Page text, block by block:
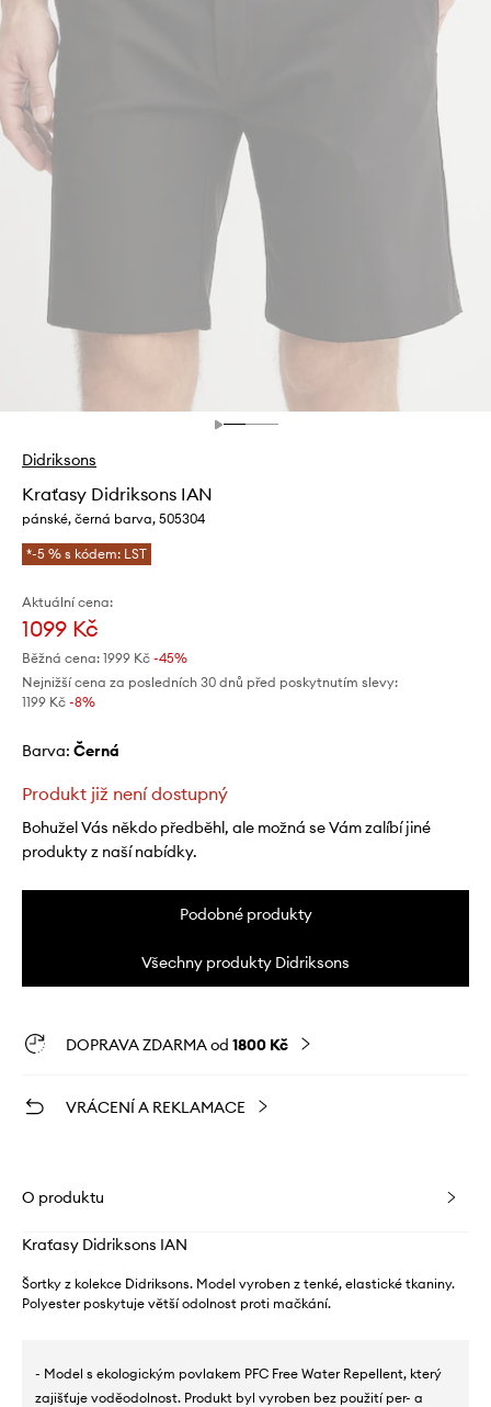
Didriksons
Kraťasy Didriksons IAN
pánské, černá barva, 505304
*-5 % s kódem: LST
Aktuální cena:
1099 Kč
Běžná cena: 1999 Kč -45%
Nejnižší cena za posledních 30 dnů před poskytnutím slevy:
1199 Kč -8%
Barva: černá
Produkt již není dostupný
Bohužel Vás někdo předběhl, ale možná se Vám zalíbí jiné
produkty z naší nabídky.
Podobné produkty
Všechny produkty Didriksons
DOPRAVA ZDARMA od 1800 Kč
VRÁCENÍ A REKLAMACE
O produktu
Kraťasy Didriksons IAN
Šortky z kolekce Didriksons. Model vyroben z tenké, elastické tkaniny.
Polyester poskytuje větší odolnost proti mačkání.
- Model s ekologickým povlakem PFC Free Water Repellent, který
zajišťuje voděodolnost. Produkt byl vyroben bez použití per- a